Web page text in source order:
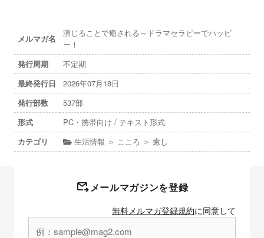
メルマガ名
演じることで癒される～ドラマセラピーでハッピ
ー！
発行周期
不定期
最終発行日
2026年07月18日
発行部数
537部
形式
PC・携帯向け / テキスト形式
カテゴリ
生活情報 ＞ こころ ＞ 癒し
メールマガジンを登録
無料メルマガ登録規約に同意して